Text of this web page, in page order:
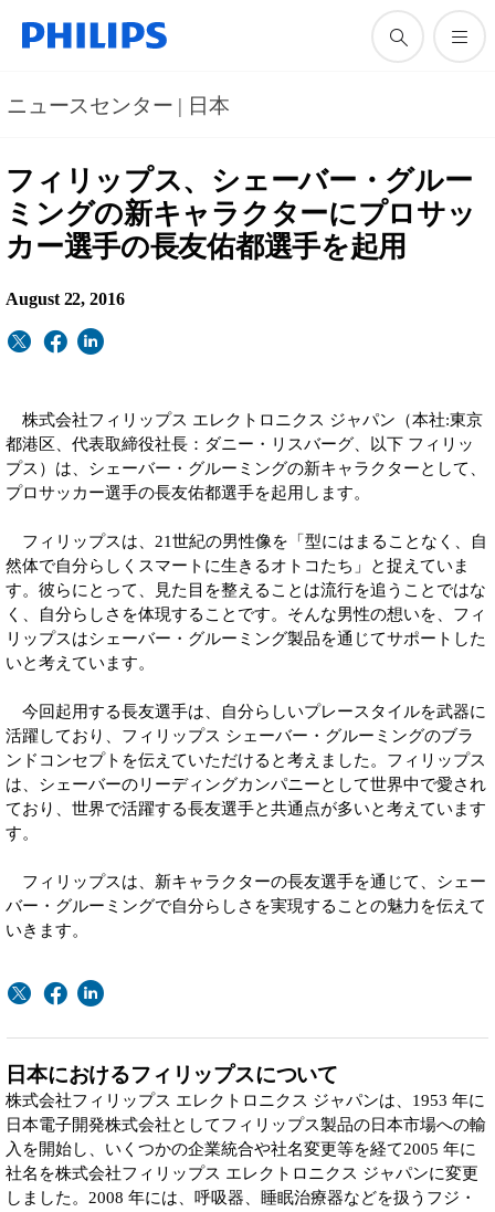
ニュースセンター | 日本
フィリップス、シェーバー・グルー
ミングの新キャラクターにプロサッ
カー選手の長友佑都選手を起用
August 22, 2016
株式会社フィリップス エレクトロニクス ジャパン（本社:東京
都港区、代表取締役社長：ダニー・リスバーグ、以下 フィリッ
プス）は、シェーバー・グルーミングの新キャラクターとして、
プロサッカー選手の長友佑都選手を起用します。
フィリップスは、21世紀の男性像を「型にはまることなく、自
然体で自分らしくスマートに生きるオトコたち」と捉えていま
す。彼らにとって、見た目を整えることは流行を追うことではな
く、自分らしさを体現することです。そんな男性の想いを、フィ
リップスはシェーバー・グルーミング製品を通じてサポートした
いと考えています。
今回起用する長友選手は、自分らしいプレースタイルを武器に
活躍しており、フィリップス シェーバー・グルーミングのブラ
ンドコンセプトを伝えていただけると考えました。フィリップス
は、シェーバーのリーディングカンパニーとして世界中で愛され
ており、世界で活躍する長友選手と共通点が多いと考えています
す。
フィリップスは、新キャラクターの長友選手を通じて、シェー
バー・グルーミングで自分らしさを実現することの魅力を伝えて
いきます。
日本におけるフィリップスについて
株式会社フィリップス エレクトロニクス ジャパンは、1953 年に
日本電子開発株式会社としてフィリップス製品の日本市場への輸
入を開始し、いくつかの企業統合や社名変更等を経て2005 年に
社名を株式会社フィリップス エレクトロニクス ジャパンに変更
しました。2008 年には、呼吸器、睡眠治療器などを扱うフジ・